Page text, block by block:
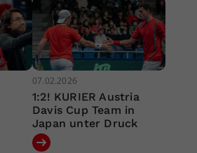
07.02.2026
1:2! KURIER Austria
Davis Cup Team in
Japan unter Druck